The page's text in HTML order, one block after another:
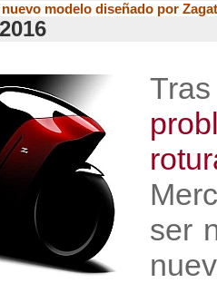
modelo diseñado por
ser